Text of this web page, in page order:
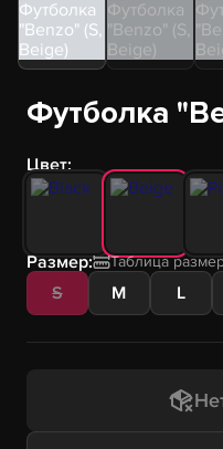
Футболка
Цвет:
Размер: Таблица
S M L